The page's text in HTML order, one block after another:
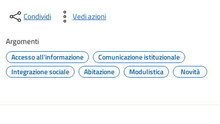
Condividi Vedi azioni
Argomenti
Accesso all'informazione
Comunicazione istituzionale
Integrazione sociale
Abitazione Modulistica Novità